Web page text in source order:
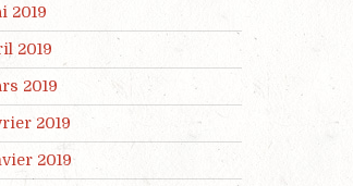
2019
2019
2019
2019
2019